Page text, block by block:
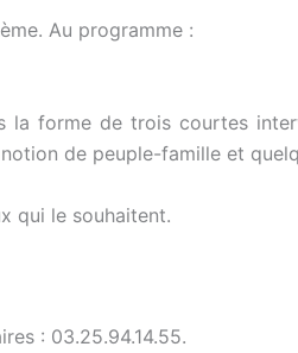
Au programme :
la forme de trois courtes
de peuple-famille et
qui le souhaitent.
: 03.25.94.14.55.